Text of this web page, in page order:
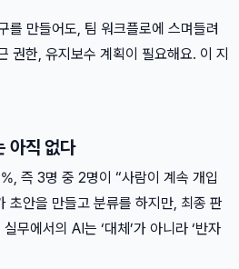
를 만들어도, 팀 워크플로에 스며들려
권한, 유지보수 계획이 필요해요. 이 지
아직 없다
즉 3명 중 2명이 “사람이 계속 개입
초안을 만들고 분류를 하지만, 최종 판
무에서의 AI는 ‘대체’가 아니라 ‘반자